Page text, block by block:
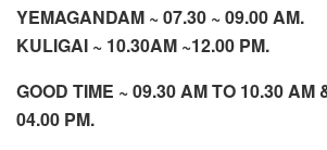
YEMAGANDAM ~ 07.30 ~ 09.00 AM.
KULIGAI ~ 10.30AM ~12.00 PM.
GOOD TIME ~ 09.30 AM TO 10.30 AM
04.00 PM.